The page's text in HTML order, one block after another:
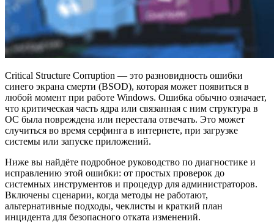
Critical Structure Corruption — это разновидность ошибки
синего экрана смерти (BSOD), которая может появиться в
любой момент при работе Windows. Ошибка обычно означает,
что критическая часть ядра или связанная с ним структура в
ОС была повреждена или перестала отвечать. Это может
случиться во время серфинга в интернете, при загрузке
системы или запуске приложений.
Ниже вы найдёте подробное руководство по диагностике и
исправлению этой ошибки: от простых проверок до
системных инструментов и процедур для администраторов.
Включены сценарии, когда методы не работают,
альтернативные подходы, чеклисты и краткий план
инцидента для безопасного отката изменений.